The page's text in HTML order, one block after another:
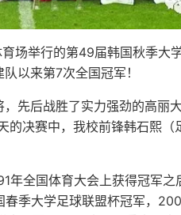
场举行的第49届韩国秋季大
以来第7次全国冠军！
先后战胜了实力强劲的高丽
的决赛中，我校前锋韩石熙（
全国体育大会上获得冠军
季大学足球联盟杯冠军，